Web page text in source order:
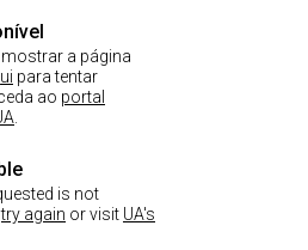
a página
para tentar
ao portal
is not
try again or visit UA's